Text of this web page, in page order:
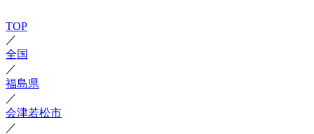
TOP
／
全国
／
福島県
／
会津若松市
／